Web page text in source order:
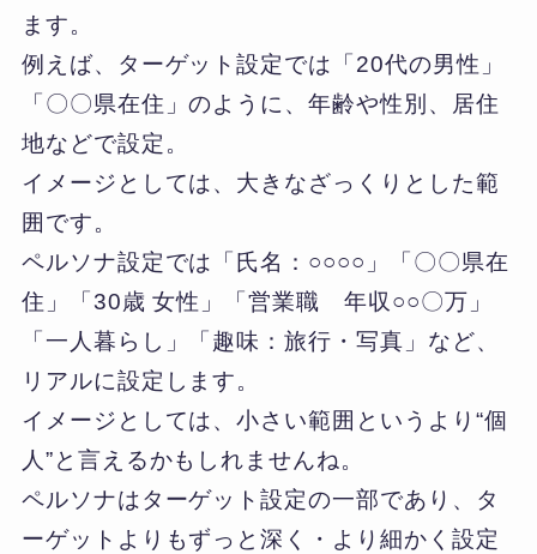
ます。
例えば、ターゲット設定では「20代の男性」
「〇〇県在住」のように、年齢や性別、居住
地などで設定。
イメージとしては、大きなざっくりとした範
囲です。
ペルソナ設定では「氏名：○○○○」「〇〇県在
住」「30歳 女性」「営業職 年収○○〇万」
「一人暮らし」「趣味：旅行・写真」など、
リアルに設定します。
イメージとしては、小さい範囲というより“個
人”と言えるかもしれませんね。
ペルソナはターゲット設定の一部であり、タ
ーゲットよりもずっと深く・より細かく設定